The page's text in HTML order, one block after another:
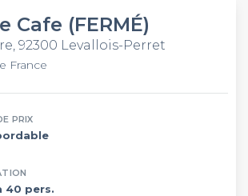
Cafe (FERMÉ)
92300 Levallois-Perret
France
PRIX
40 pers.